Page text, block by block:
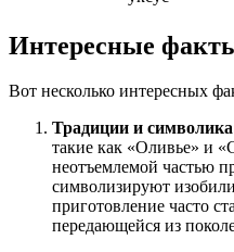
Интересные
Вот несколько интересных
Традиции и символика
такие как «Оливье» и
неотъемлемой частью
символизируют
приготовление часто
передающейся из